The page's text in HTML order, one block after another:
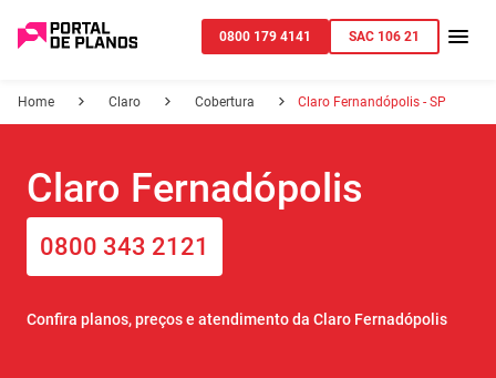
0800 179 4141 SAC 106 21
Home Claro Cobertura Claro Fernandópolis - SP
Claro Fernadópolis
0800 343 2121
Confira planos, preços e atendimento da Claro Fernadópolis